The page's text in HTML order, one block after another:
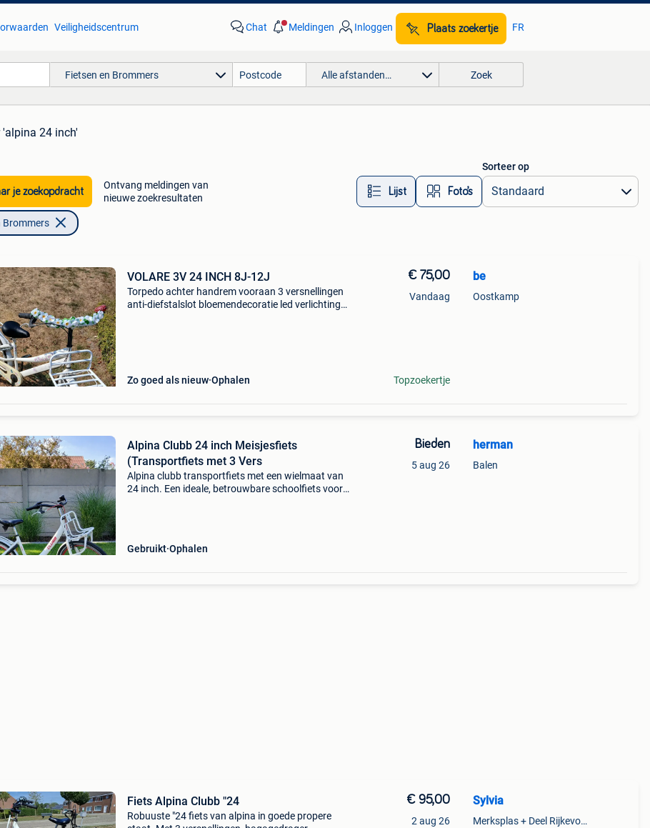
Veiligheidscentrum Chat Meldingen Inloggen Plaats zoekertje FR
Fietsen en Brommers Alle afstanden… Zoek
'alpina 24 inch'
je zoekopdracht
Ontvang meldingen van
nieuwe zoekresultaten
Lijst Foto’s
Sorteer op
Brommers
VOLARE 3V 24 INCH 8J-12J
Torpedo achter handrem vooraan 3 versnellingen
anti-diefstalslot bloemendecoratie led verlichting
Zo goed als nieuw Ophalen
€ 75,00
Vandaag
Topzoekertje
be
Oostkamp
Alpina Clubb 24 inch Meisjesfiets
(Transportfiets met 3 Vers
Alpina clubb transportfiets met een wielmaat van
24 inch. Een ideale, betrouwbare schoolfiets voor
Gebruikt Ophalen
Bieden
5 aug 26
herman
Balen
Fiets Alpina Clubb "24
Robuuste "24 fiets van alpina in goede propere
€ 95,00
2 aug 26
Sylvia
Merksplas + Deel Rijkevorsel